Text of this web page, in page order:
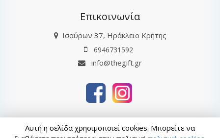
Επικοινωνία
Ισαύρων 37, Ηράκλειο Κρήτης
6946731592
info@thegift.gr
thegift.gr © 2026
Αυτή η σελίδα χρησιμοποιεί cookies. Μπορείτε να